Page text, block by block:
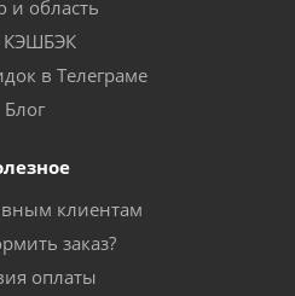
и область
КЭШБЭК
в Телеграме
Блог
клиентам
заказ?
оплаты